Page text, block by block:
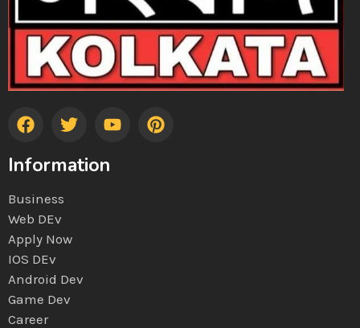
Information
Business
Web DEv
Apply Now
IOS DEv
Android Dev
Game Dev
Career